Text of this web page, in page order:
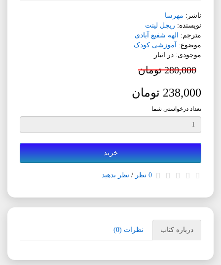
ناشر: مهرسا
نویسنده: ریچل لینت
مترجم:
الهه شفیع آبادی
موضوع:
آموزشی کودک
موجودی: در انبار
280,000 تومان
238,000 تومان
تعداد درخواستی شما
خرید
0 نظر / نظر بدهید
درباره کتاب نظرات (0)